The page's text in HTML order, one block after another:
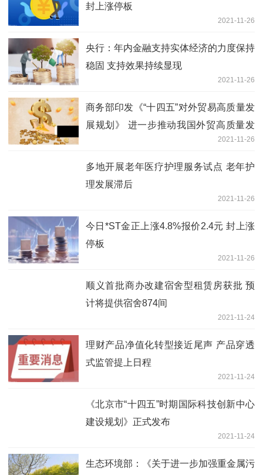
封上涨停板
2021-11-26
央行：年内金融支持实体经济的力度保持
稳固 支持效果持续显现
2021-11-26
商务部印发《“十四五”对外贸易高质量发
展规划》 进一步推动我国外贸高质量发
2021-11-26
多地开展老年医疗护理服务试点 老年护
理发展滞后
2021-11-26
今日*ST金正上涨4.8%报价2.4元 封上涨
停板
2021-11-26
顺义首批商办改建宿舍型租赁房获批 预
计将提供宿舍874间
2021-11-24
理财产品净值化转型接近尾声 产品穿透
式监管提上日程
2021-11-24
《北京市“十四五”时期国际科技创新中心
建设规划》正式发布
2021-11-24
生态环境部：《关于进一步加强重金属污